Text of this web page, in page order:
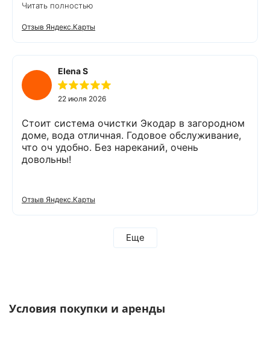
подобрать оптимальный вариант, пригласил в
офис для заключения договора. Оборудование
«Экодар компакт», которое я поставил,
убрало посторонние запахи. Вода стала
мягкой и приятной на вкус. Полностью
доволен сотрудничеством с Компанией
«Экодар». Рекомендую.
Читать полностью
Отзыв Яндекс.Карты
Elena S
22 июля 2026
Стоит система очистки Экодар в загородном
доме, вода отличная. Годовое обслуживание,
что оч удобно. Без нареканий, очень
довольны!
Отзыв Яндекс.Карты
Еще
Условия покупки и аренды